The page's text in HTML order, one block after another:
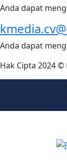
Anda dapat
Anda dapat
Hak Cipta 2024